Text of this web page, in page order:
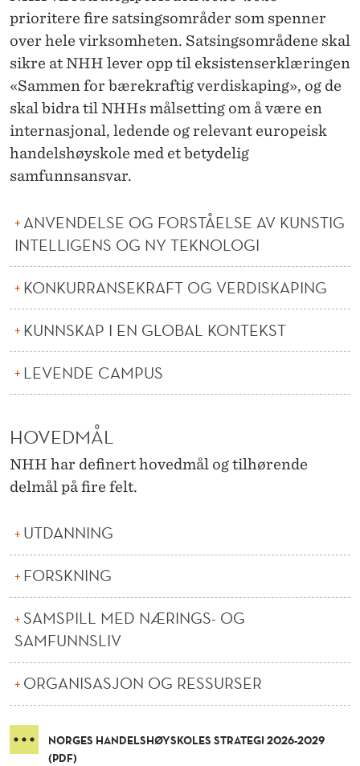
prioritere fire satsingsområder som spenner
over hele virksomheten. Satsingsområdene skal
sikre at NHH lever opp til eksistenserklæringen
«Sammen for bærekraftig verdiskaping», og de
skal bidra til NHHs målsetting om å være en
internasjonal, ledende og relevant europeisk
handelshøyskole med et betydelig
samfunnsansvar.
ANVENDELSE OG FORSTÅELSE AV KUNSTIG
INTELLIGENS OG NY TEKNOLOGI
KONKURRANSEKRAFT OG VERDISKAPING
KUNNSKAP I EN GLOBAL KONTEKST
LEVENDE CAMPUS
HOVEDMÅL
NHH har definert hovedmål og tilhørende
delmål på fire felt.
UTDANNING
FORSKNING
SAMSPILL MED NÆRINGS- OG
SAMFUNNSLIV
ORGANISASJON OG RESSURSER
NORGES HANDELSHØYSKOLES STRATEGI 2026-2029
(PDF)